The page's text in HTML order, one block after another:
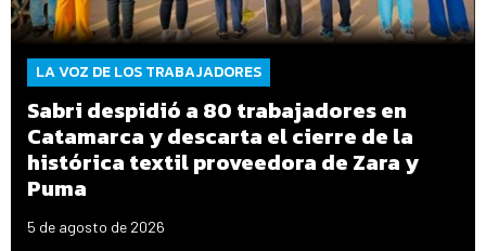
LA VOZ DE LOS TRABAJADORES
Sabri despidió a 80 trabajadores en
Catamarca y descarta el cierre de la
histórica textil proveedora de Zara y
Puma
5 de agosto de 2026